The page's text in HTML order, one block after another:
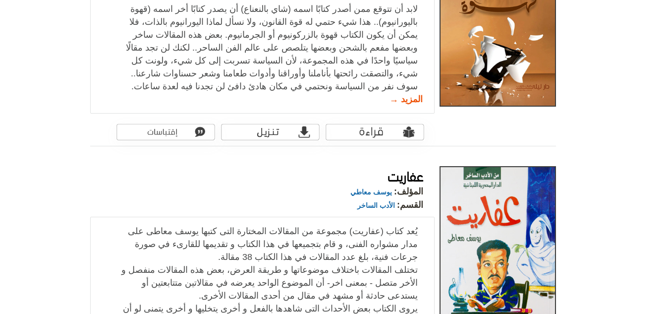
لابد أن تتوقع ممن أصدر كتابًا اسمه (شاي بالنعناع) أن يصدر كتابًا أخر اسمه (قهوة
باليورانيوم).. هذا شيء حتمي له قوة القانون، ولا نسأل لماذا اليورانيوم بالذات، فلا
يمكن أن يكون الكتاب قهوة بالزركونيوم أو الجرمانيوم. بعض هذه المقالات ساخر
وبعضها مفعم بالشحن وبعضها يتلصص على عالم الفن الساحر.. لكنك لن تجد مقالًا
سياسيًا واحدًا في هذه المجموعة، لأن السياسة تسربت إلى كل شيء، ولونت كل
شيء، والتصقت رائحتها بأناملنا وأوراقنا وأدوات طعامنا وشعر حسناوات شارعنا..
سوف نفر من السياسة ونحتمي في مكان هادئ دافئ لن تجدنا فيه لعدة ساعات.
المزيد →
عفاريت
المؤلف: يوسف معاطي
القسم: الأدب الساخر
يُعد كتاب (عفاريت) مجموعة من المقالات المختارة التى كتبها يوسف معاطى على
مدار مشواره الفنى، و قام بتجميعها في هذا الكتاب و تقديمها للقارىء في صورة
جرعات فنية، بلغ عدد المقالات في هذا الكتاب 38 مقالة.
تختلف المقالات باختلاف موضوعاتها و طريقة العرض، بعض هذه المقالات منفصل و
الأخر متصل - بمعنى اخر- أن الموضوع الواحد يعرضه في مقالاتين متتابعتين أو
يستدعى حادثة أو مشهد في مقال من أحدى المقالات الأخرى.
يروى الكتاب بعض الأحداث التى شاهدها بالفعل و أخرى يتخليها و أخرى يتمنى لو أن